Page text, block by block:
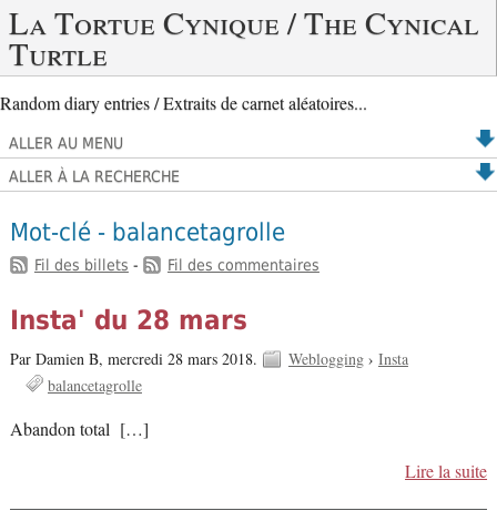
La Tortue Cynique / The Cynical
Turtle
Random diary entries / Extraits de carnet aléatoires...
ALLER AU MENU
ALLER À LA RECHERCHE
Mot-clé - balancetagrolle
Fil des billets - Fil des commentaires
Insta' du 28 mars
Par Damien B, mercredi 28 mars 2018. Weblogging› Insta
balancetagrolle
Abandon total […]
Lire la suite